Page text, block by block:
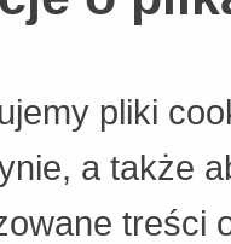
pliki
a także
treści